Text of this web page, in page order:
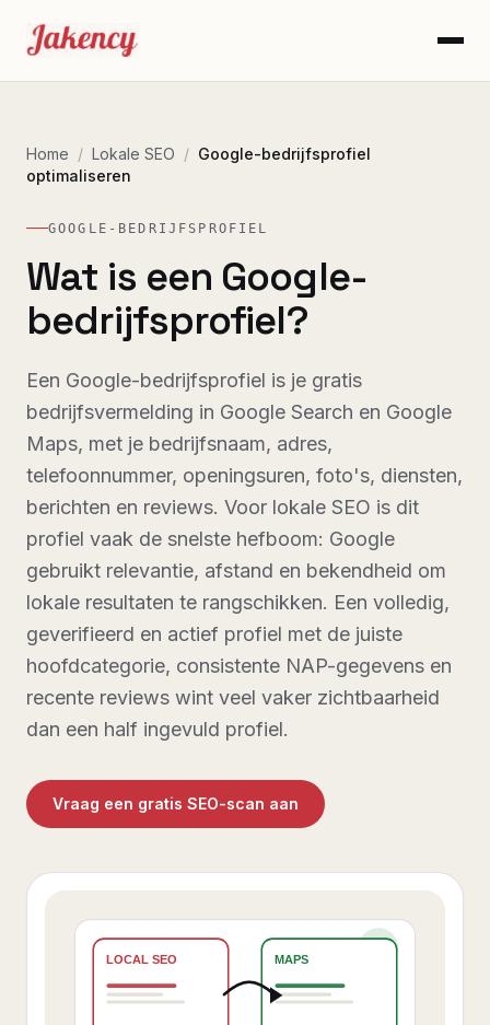
Home / Lokale SEO / Google-bedrijfsprofiel
optimaliseren
GOOGLE-BEDRIJFSPROFIEL
Wat is een Google-
bedrijfsprofiel?
Een Google-bedrijfsprofiel is je gratis
bedrijfsvermelding in Google Search en Google
Maps, met je bedrijfsnaam, adres,
telefoonnummer, openingsuren, foto's, diensten,
berichten en reviews. Voor lokale SEO is dit
profiel vaak de snelste hefboom: Google
gebruikt relevantie, afstand en bekendheid om
lokale resultaten te rangschikken. Een volledig,
geverifieerd en actief profiel met de juiste
hoofdcategorie, consistente NAP-gegevens en
recente reviews wint veel vaker zichtbaarheid
dan een half ingevuld profiel.
Vraag een gratis SEO-scan aan